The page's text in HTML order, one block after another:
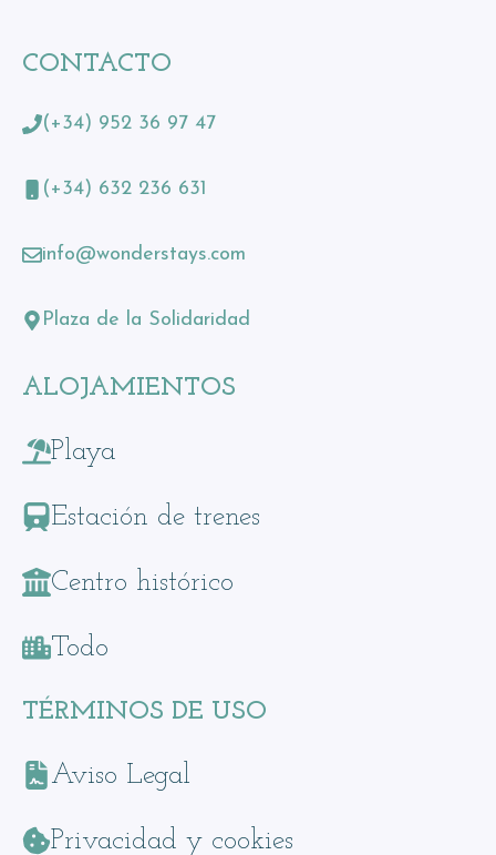
CONTACTO
(+34) 952 36 97 47
(+34) 632 236 631
info@wonderstays.com
Plaza de la Solidaridad
ALOJAMIENTOS
Playa
Estación de trenes
Centro histórico
Todo
TÉRMINOS DE USO
Aviso Legal
Privacidad y cookies